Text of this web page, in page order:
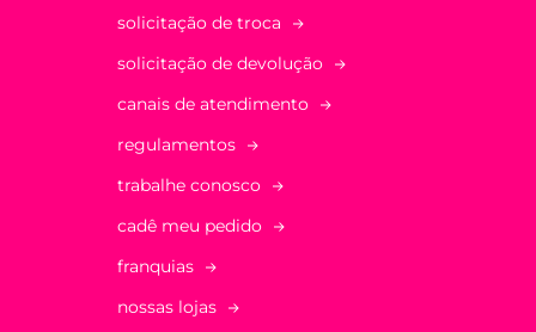
solicitação de troca
solicitação de devolução
canais de atendimento
regulamentos
trabalhe conosco
cadê meu pedido
franquias
nossas lojas